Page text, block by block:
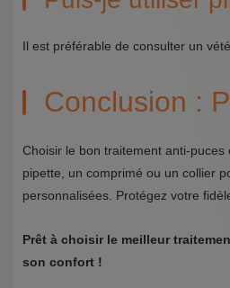
Il est préférable de consulter un
Conclusion :
Choisir le bon traitement anti-
pipette, un comprimé ou un collier
personnalisées. Protégez votre
Prêt à choisir le meilleur
son confort !